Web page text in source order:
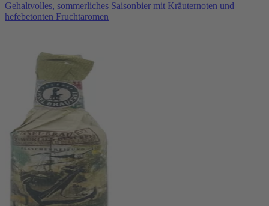
Gehaltvolles, sommerliches Saisonbier mit Kräuternoten und
hefebetonten Fruchtaromen